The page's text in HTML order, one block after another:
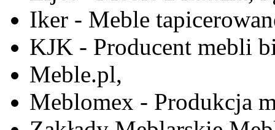
Iker - Meble
KJK - Producent mebli
Meble.pl,
Meblomex - Produkcja